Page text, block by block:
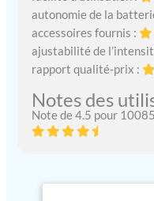
autonomie de la
accessoires fournis :
ajustabilité de
rapport qualité-prix :
Notes des
Note de 4.5 pour